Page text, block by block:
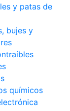
y patas de
bujes y
químicos